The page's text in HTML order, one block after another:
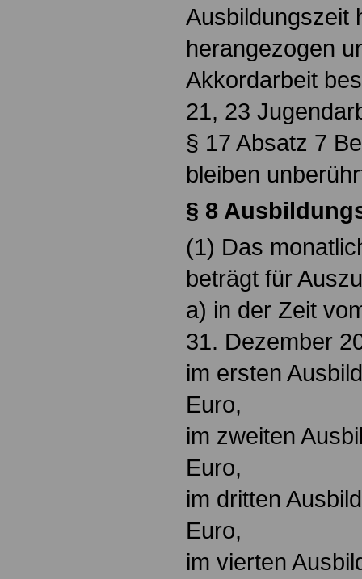
Ausbildungszeit
herangezogen
Akkordarbeit
21, 23
§ 17 Absatz 7
bleiben
§ 8
(1) Das
beträgt für
a) in der Zeit
31. Dezember
im ersten
Euro,
im zweiten
Euro,
im dritten
Euro,
im vierten